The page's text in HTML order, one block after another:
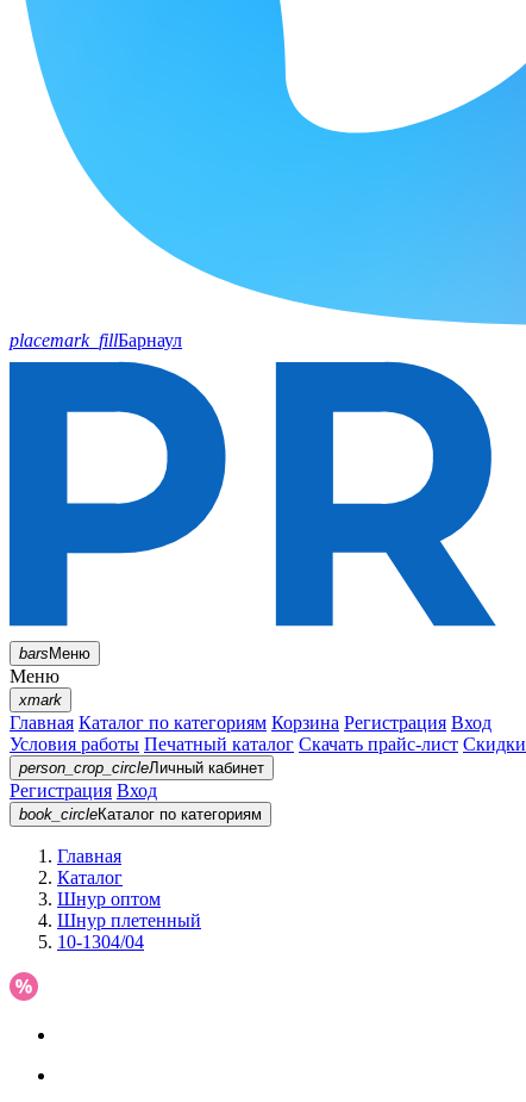
placemark_fillБарнаул
barsМеню
Меню
xmark
Главная Каталог по категориям Корзина Регистрация Вход
Условия работы Печатный каталог Скачать прайс-лист Скидки
person_crop_circleЛичный кабинет
Регистрация Вход
book_circleКаталог по категориям
Главная
Каталог
Шнур оптом
Шнур плетенный
10-1304/04